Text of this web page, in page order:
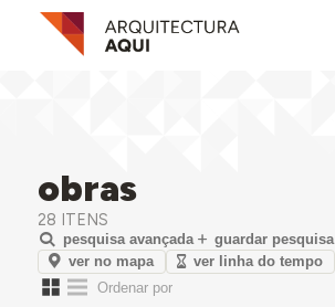
obras
28 ITENS
pesquisa avançada
guardar pesquisa
ver no mapa
ver linha do tempo